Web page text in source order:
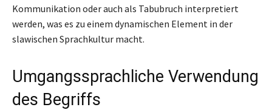
Kommunikation oder auch als Tabubruch interpretiert
werden, was es zu einem dynamischen Element in der
slawischen Sprachkultur macht.
Umgangssprachliche Verwendung
des Begriffs